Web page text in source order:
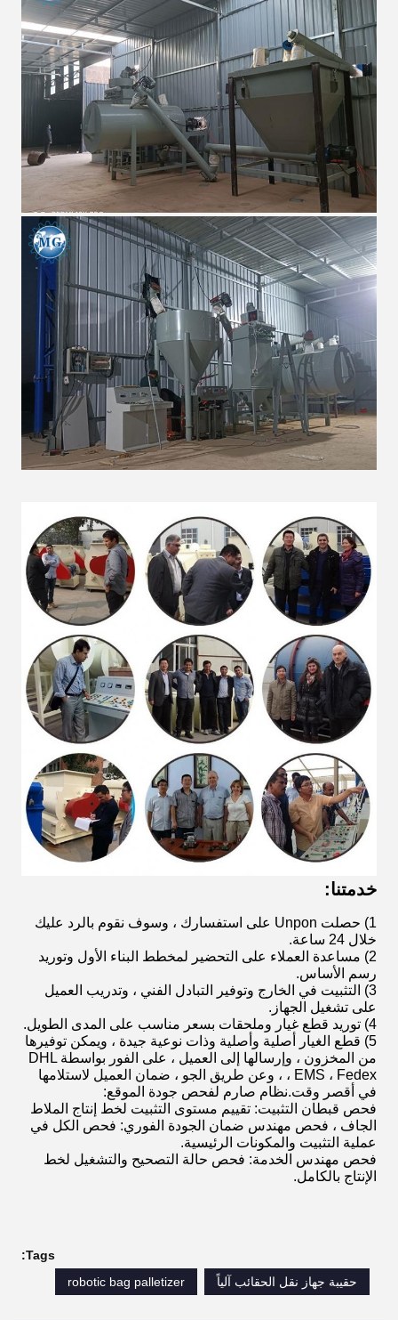
خدمتنا:
1) حصلت Unpon على استفسارك ، وسوف نقوم بالرد عليك
خلال 24 ساعة.
2) مساعدة العملاء على التحضير لمخطط البناء الأول وتوريد
رسم الأساس.
3) التثبيت في الخارج وتوفير التبادل الفني ، وتدريب العميل
على تشغيل الجهاز.
4) توريد قطع غيار وملحقات بسعر مناسب على المدى الطويل.
5) قطع الغيار أصلية وأصلية وذات نوعية جيدة ، ويمكن توفيرها
من المخزون ، وإرسالها إلى العميل ، على الفور بواسطة DHL
، EMS ، Fedex ، وعن طريق الجو ، ضمان العميل لاستلامها
في أقصر وقت.نظام صارم لفحص جودة الموقع:
فحص قبطان التثبيت: تقييم مستوى التثبيت لخط إنتاج الملاط
الجاف ، فحص مهندس ضمان الجودة الفوري: فحص الكل في
عملية التثبيت والمكونات الرئيسية.
فحص مهندس الخدمة: فحص حالة التصحيح والتشغيل لخط
الإنتاج بالكامل.
Tags:
حقيبة جهاز نقل الحقائب آلياً
robotic bag palletizer